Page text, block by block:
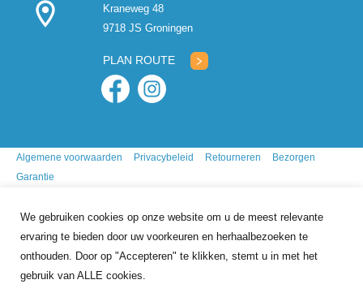
We gebruiken cookies op onze website om u de meest relevante
ervaring te bieden door uw voorkeuren en herhaalbezoeken te
onthouden. Door op "Accepteren" te klikken, stemt u in met het
gebruik van ALLE cookies.
Kraneweg 48
9718 JS Groningen
PLAN ROUTE
Algemene voorwaarden Privacybeleid Retourneren
Bezorgen
Garantie